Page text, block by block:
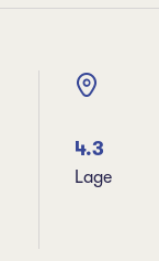
4.3
Lage